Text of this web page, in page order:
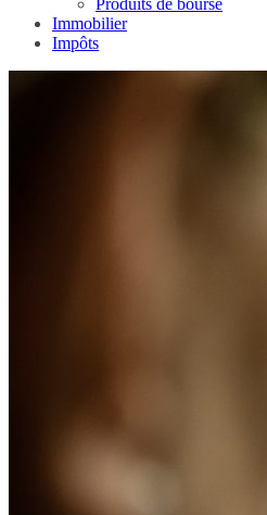
Produits de bourse
Immobilier
Impôts